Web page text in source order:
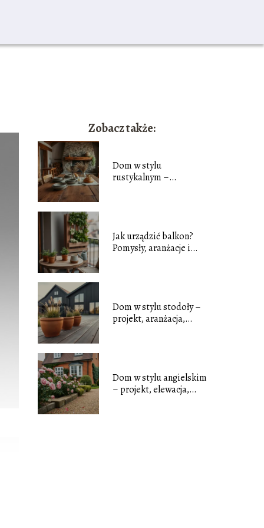
Zobacz także:
Dom w stylu
rustykalnym –
Jak urządzić balkon?
Pomysły, aranżacje i
Dom w stylu stodoły –
projekt, aranżacja,
Dom w stylu angielskim
– projekt, elewacja,